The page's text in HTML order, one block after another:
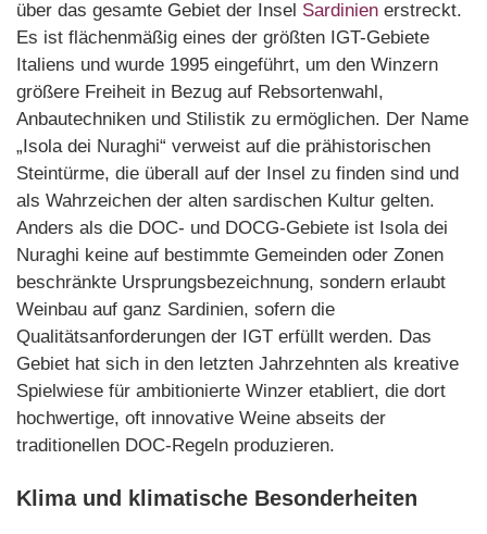
Weinwissen
über das gesamte Gebiet der Insel Sardinien erstreckt.
Es ist flächenmäßig eines der größten IGT-Gebiete
Italiens und wurde 1995 eingeführt, um den Winzern
größere Freiheit in Bezug auf Rebsortenwahl,
Anbautechniken und Stilistik zu ermöglichen. Der Name
„Isola dei Nuraghi“ verweist auf die prähistorischen
Steintürme, die überall auf der Insel zu finden sind und
als Wahrzeichen der alten sardischen Kultur gelten.
Anders als die DOC- und DOCG-Gebiete ist Isola dei
Nuraghi keine auf bestimmte Gemeinden oder Zonen
beschränkte Ursprungsbezeichnung, sondern erlaubt
Weinbau auf ganz Sardinien, sofern die
Qualitätsanforderungen der IGT erfüllt werden. Das
Gebiet hat sich in den letzten Jahrzehnten als kreative
Spielwiese für ambitionierte Winzer etabliert, die dort
hochwertige, oft innovative Weine abseits der
traditionellen DOC-Regeln produzieren.
Klima und klimatische Besonderheiten